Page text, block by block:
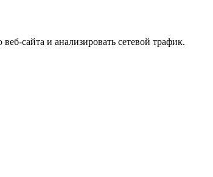
сайта и анализировать сетевой трафик.